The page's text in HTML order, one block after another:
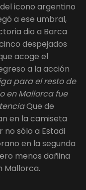
icono argentino
a ese umbral,
dio a Barca
despejados
acoge el
a la acción
para el resto de
en Mallorca fue
Que de
en la camiseta
no sólo a Estadi
en la segunda
menos dañina
Mallorca.